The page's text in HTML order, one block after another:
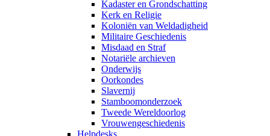
Kadaster en Grondschatting
Kerk en Religie
Koloniën van Weldadigheid
Militaire Geschiedenis
Misdaad en Straf
Notariële archieven
Onderwijs
Oorkondes
Slavernij
Stamboomonderzoek
Tweede Wereldoorlog
Vrouwengeschiedenis
Helpdesks